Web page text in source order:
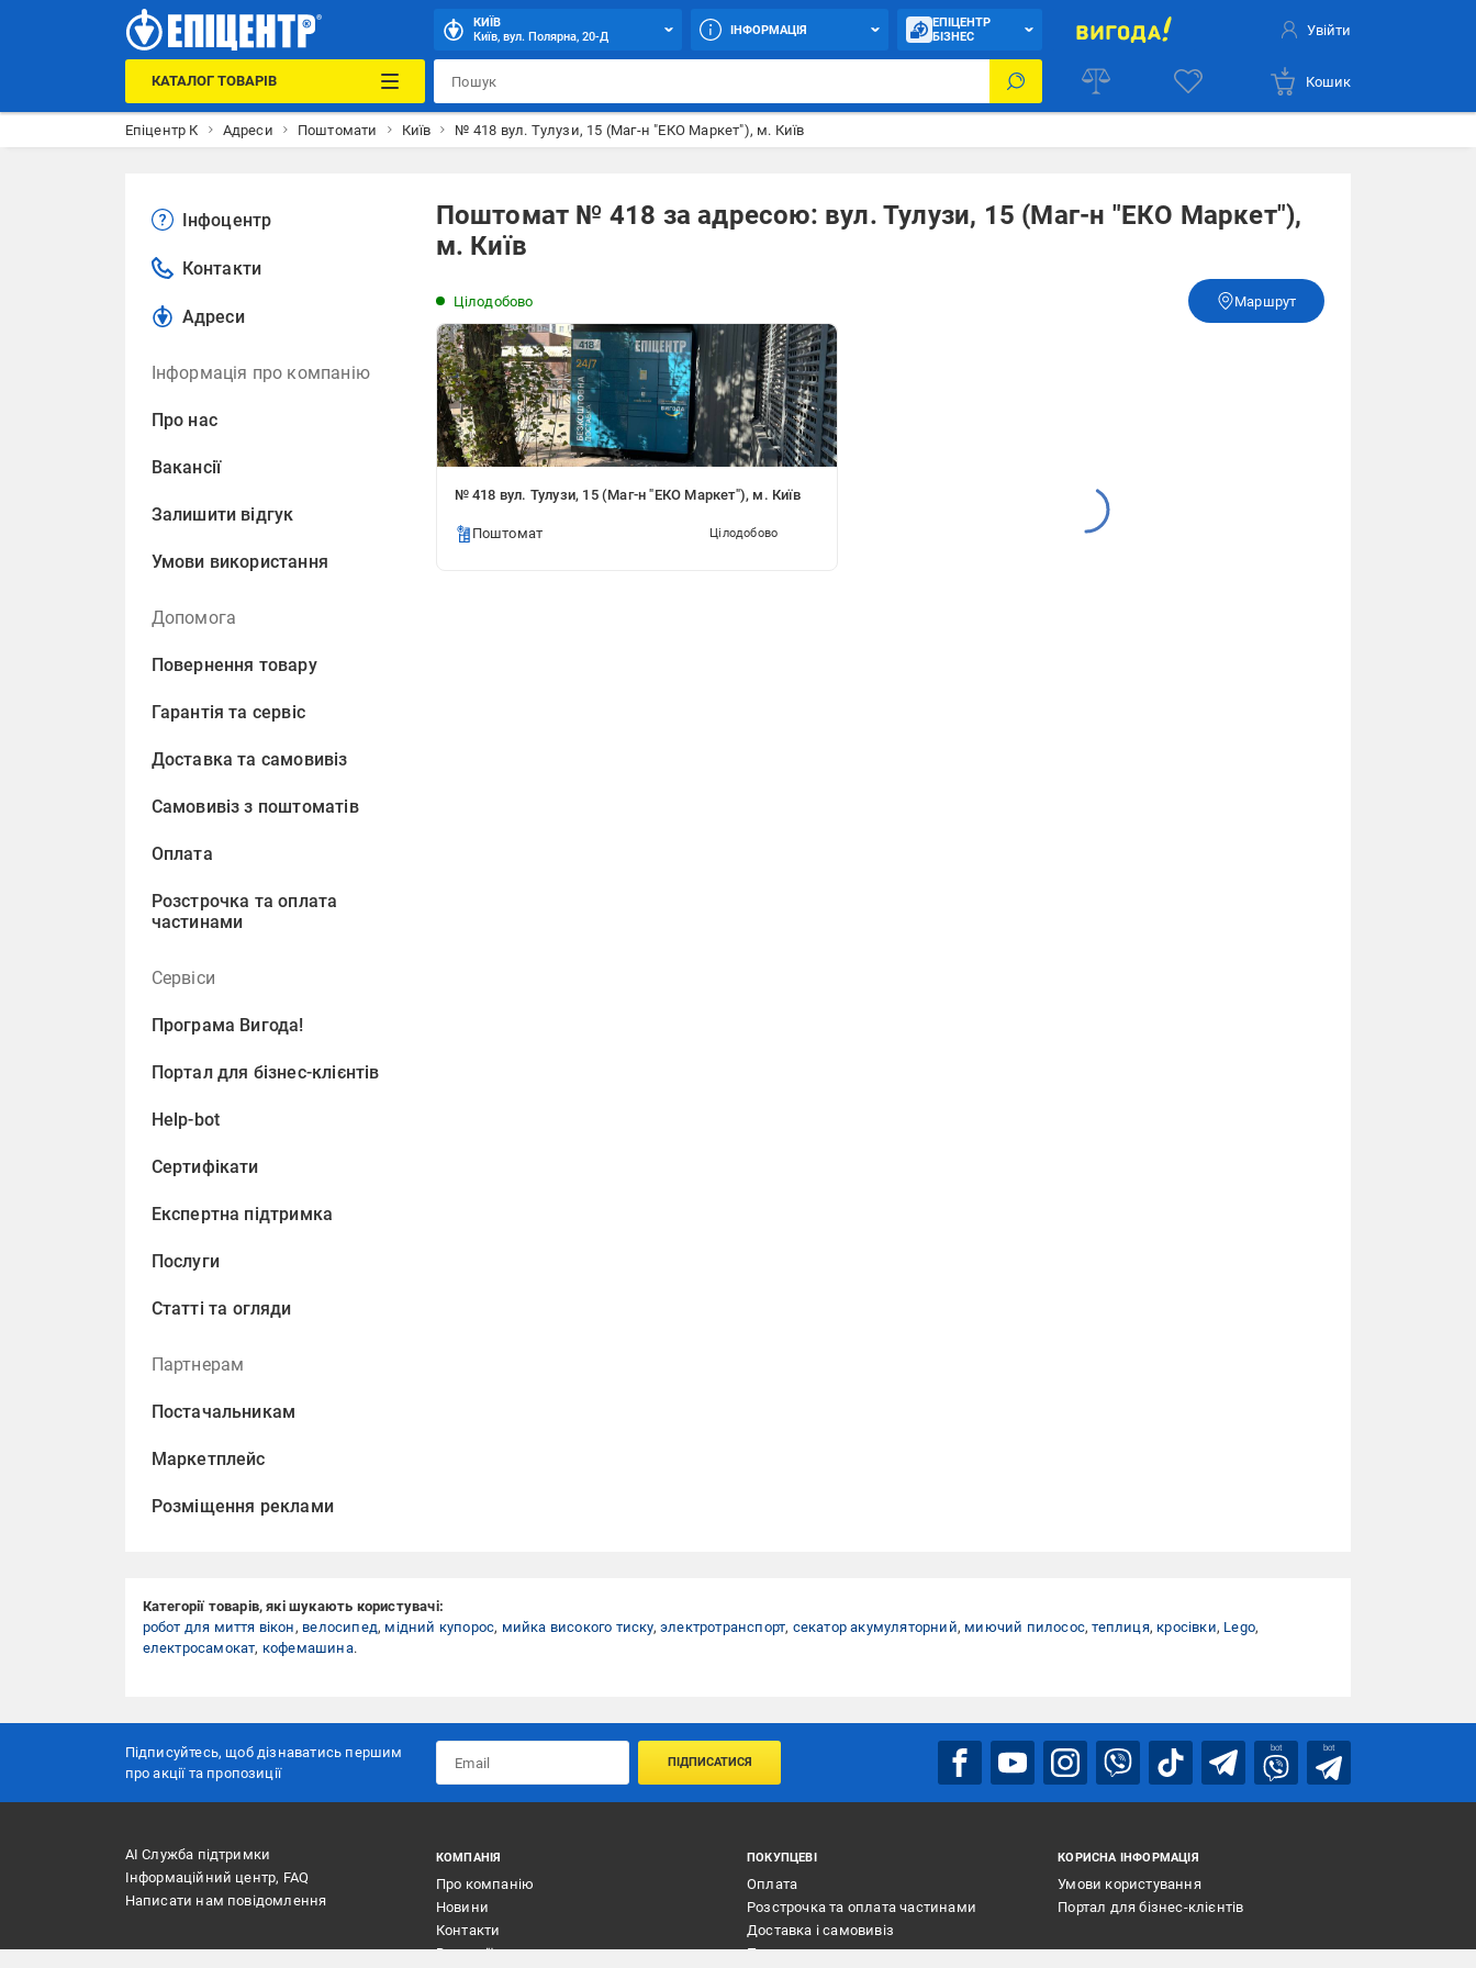
КИЇВ
Київ, вул. Полярна, 20-Д
ІНФОРМАЦІЯ
ЕПІЦЕНТР
БІЗНЕС
Увійти
КАТАЛОГ ТОВАРІВ Кошик
Епіцентр К Адреси Поштомати Київ № 418 вул. Тулузи, 15 (Маг-н "ЕКО Маркет"), м. Київ
Інфоцентр
Контакти
Адреси
Інформація про компанію
Про нас
Вакансії
Залишити відгук
Умови використання
Допомога
Повернення товару
Гарантія та сервіс
Доставка та самовивіз
Самовивіз з поштоматів
Оплата
Розстрочка та оплата
частинами
Сервіси
Програма Вигода!
Портал для бізнес-клієнтів
Help-bot
Сертифікати
Експертна підтримка
Послуги
Статті та огляди
Партнерам
Постачальникам
Маркетплейс
Розміщення реклами
Поштомат № 418 за адресою: вул. Тулузи, 15 (Маг-н "ЕКО Маркет"),
м. Київ
Цілодобово Маршрут
№ 418 вул. Тулузи, 15 (Маг-н "ЕКО Маркет"), м. Київ
Поштомат Цілодобово
Категорії товарів, які шукають користувачі:
робот для миття вікон, велосипед, мідний купорос, мийка високого тиску, электротранспорт, секатор акумуляторний, миючий пилосос,теплиця, кросівки, Lego,
електросамокат, кофемашина.
Підписуйтесь, щоб дізнаватись першим
про акції та пропозиції
ПІДПИСАТИСЯ
bot bot
АІ Служба підтримки
Інформаційний центр, FAQ
Написати нам повідомлення
КОМПАНІЯ
Про компанію
Новини
Контакти
Вакансії
ПОКУПЦЕВІ
Оплата
Розстрочка та оплата частинами
Доставка і самовивіз
Повернення товару
КОРИСНА ІНФОРМАЦІЯ
Умови користування
Портал для бізнес-клієнтів